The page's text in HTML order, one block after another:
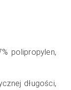
polipropylen,
długości,